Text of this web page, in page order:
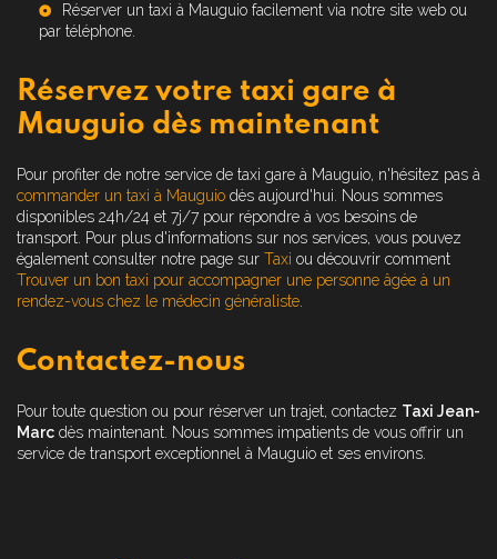
Réserver un taxi à Mauguio facilement via notre site web ou
par téléphone.
Réservez votre taxi gare à
Mauguio dès maintenant
Pour profiter de notre service de taxi gare à Mauguio, n'hésitez pas à
commander un taxi à Mauguio dès aujourd'hui. Nous sommes
disponibles 24h/24 et 7j/7 pour répondre à vos besoins de
transport. Pour plus d'informations sur nos services, vous pouvez
également consulter notre page sur Taxi ou découvrir comment
Trouver un bon taxi pour accompagner une personne âgée à un
rendez-vous chez le médecin généraliste
Contactez-nous
Pour toute question ou pour réserver un trajet, contactez Taxi Jean-
Marc dès maintenant. Nous sommes impatients de vous offrir un
service de transport exceptionnel à Mauguio et ses environs.